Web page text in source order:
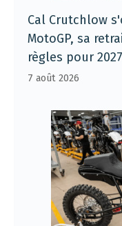
Cal Crutchlow
MotoGP, sa
règles pour 2027
7 août 2026